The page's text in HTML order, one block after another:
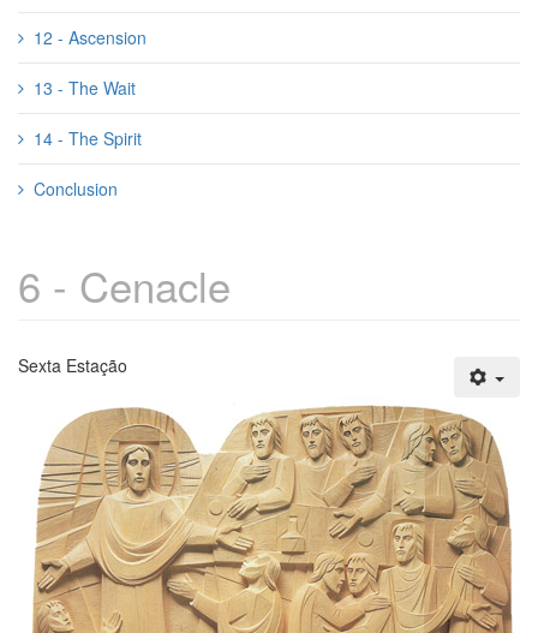
12 - Ascension
13 - The Wait
14 - The Spirit
Conclusion
6 - Cenacle
Sexta Estação